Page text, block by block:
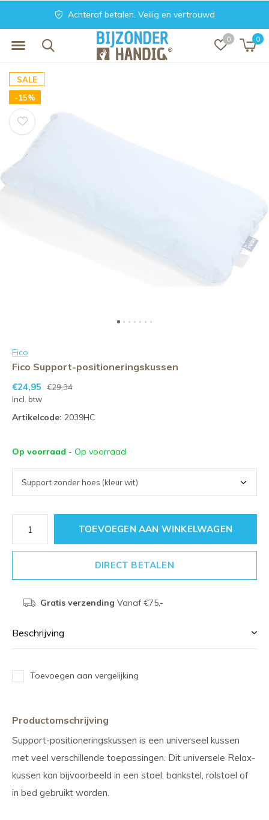
0 0
Achteraf betalen. Veilig en vertrouwd
SALE
-15%
Fico
Fico Support-positioneringskussen
€24,95
€29,34
Incl. btw
Artikelcode: 2039HC
Op voorraad - Op voorraad
TOEVOEGEN AAN WINKELWAGEN
DIRECT BETALEN
Gratis verzending Vanaf €75,-
Beschrijving
Toevoegen aan vergelijking
Productomschrijving
Support-positioneringskussen is een universeel kussen
met veel verschillende toepassingen. Dit universele Relax-
kussen kan bijvoorbeeld in een stoel, bankstel, rolstoel of
in bed gebruikt worden.